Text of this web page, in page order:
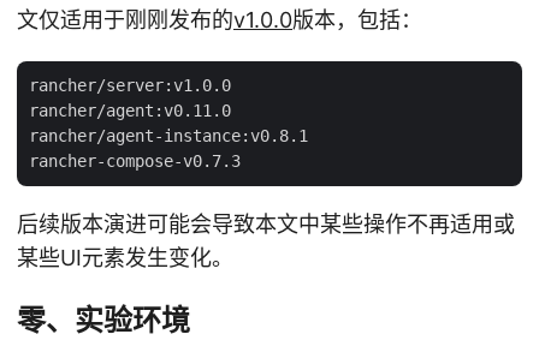
文仅适用于刚刚发布的v1.0.0版本，包括：
rancher/server:v1.0.0
rancher/agent:v0.11.0
rancher/agent-instance:v0.8.1
后续版本演进可能会导致本文中某些操作不再适用或
某些UI元素发生变化。
零、实验环境